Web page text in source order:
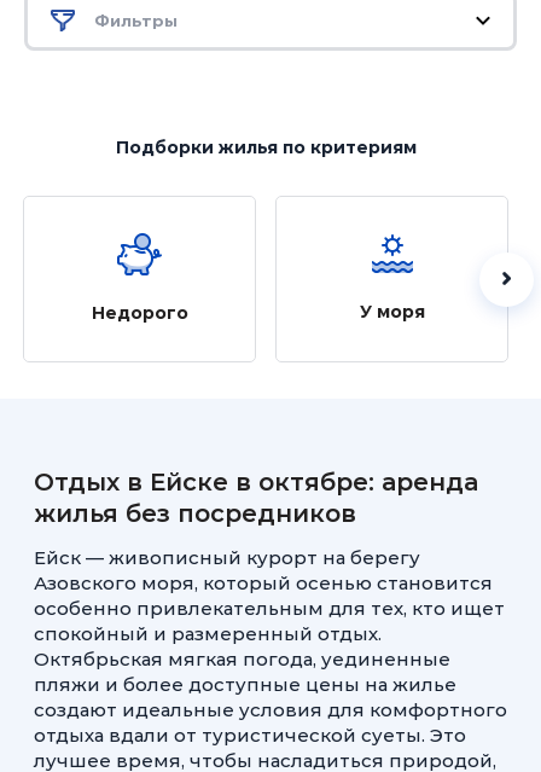
Фильтры
Подборки жильяпо критериям
Недорого У моря
Отдых в Ейске в октябре: аренда
жилья без посредников
Ейск — живописный курорт на берегу
Азовского моря, который осенью становится
особенно привлекательным для тех, кто ищет
спокойный и размеренный отдых.
Октябрьская мягкая погода, уединенные
пляжи и более доступные цены на жилье
создают идеальные условия для комфортного
отдыха вдали от туристической суеты. Это
лучшее время, чтобы насладиться природой,